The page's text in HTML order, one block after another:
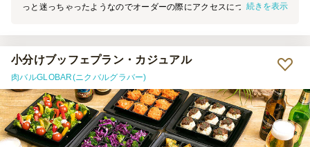
っと迷っちゃったようなのでオーダーの際にアクセスについてはこち
続きを表示
小分けブッフェプラン・カジュアル
肉バルGLOBAR(ニクバルグラバー)